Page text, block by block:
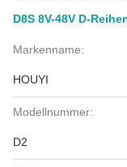
D8S 8V-48V D-
Markenname:
HOUYI
Modellnummer:
D2